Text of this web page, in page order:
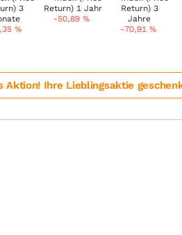
%
-50,89 %
-70,91 %
Aktion! Ihre Lieblingsaktie